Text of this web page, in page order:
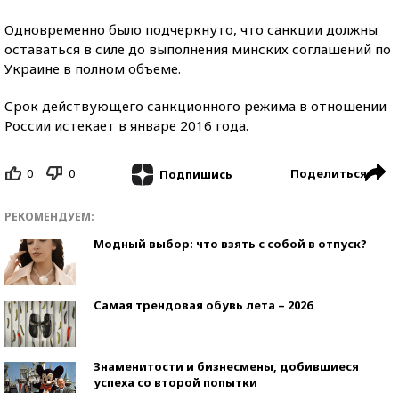
Одновременно было подчеркнуто, что санкции должны
оставаться в силе до выполнения минских соглашений по
Украине в полном объеме.
Срок действующего санкционного режима в отношении
России истекает в январе 2016 года.
0 0 Подпишись Поделиться
РЕКОМЕНДУЕМ:
Модный выбор: что взять с собой в отпуск?
Самая трендовая обувь лета – 2026
Знаменитости и бизнесмены, добившиеся
успеха со второй попытки